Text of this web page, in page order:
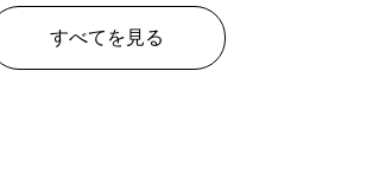
すべてを見る